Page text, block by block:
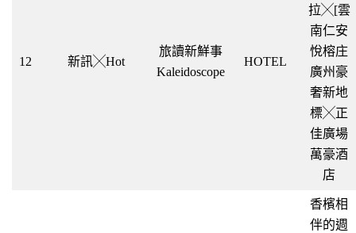
12 新訊╳Hot
旅讀新鮮事
Kaleidoscope
HOTEL
拉╳[雲
南仁安
悅榕庄
廣州豪
奢新地
標╳正
佳廣場
萬豪酒
店
香檳相
伴的週